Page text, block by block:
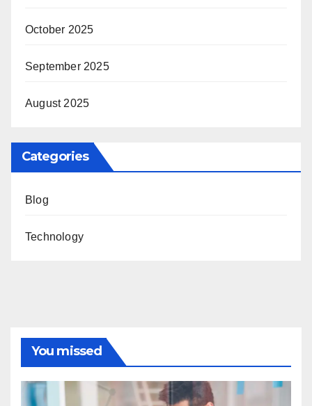
October 2025
September 2025
August 2025
Categories
Blog
Technology
You missed